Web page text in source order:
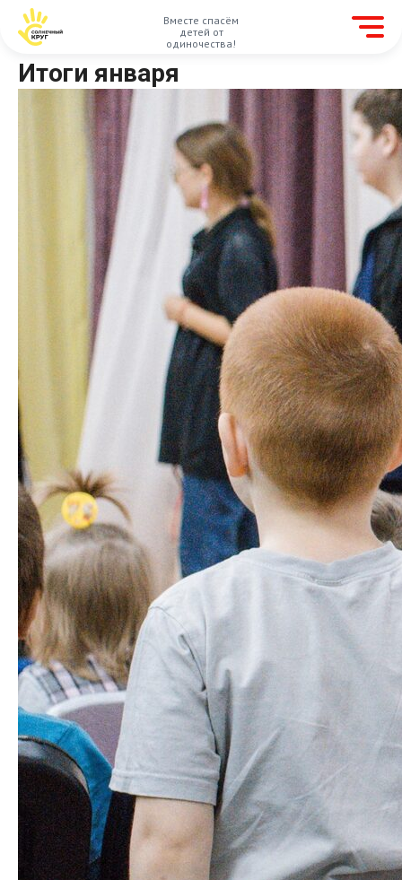
Вместе спасём
детей от
одиночества!
Итоги января